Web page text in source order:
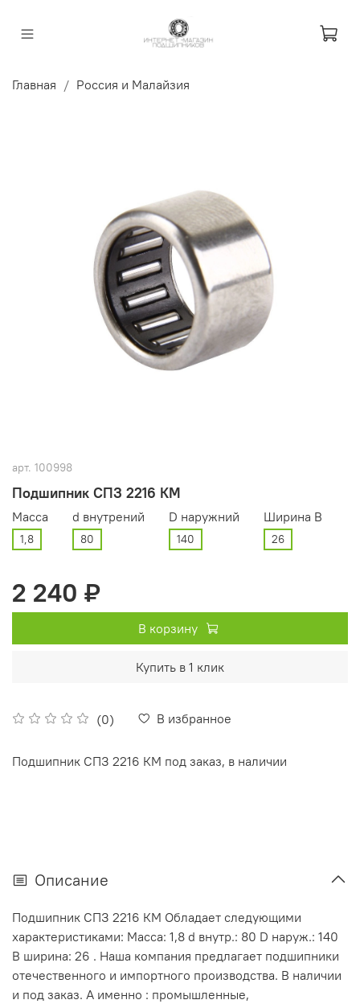
Главная Россия и Малайзия
арт. 100998
Подшипник СПЗ 2216 КМ
(0) В избранное
Масса
1,8
d внутрений
80
D наружний
140
Ширина В
26
2 240 ₽
В корзину
Купить в 1 клик
Подшипник СПЗ 2216 КМ под заказ, в наличии
Описание
Подшипник СПЗ 2216 КМ Обладает следующими
характеристиками: Масса: 1,8 d внутр.: 80 D наруж.: 140
В ширина: 26 . Наша компания предлагает подшипники
отечественного и импортного производства. В наличии
и под заказ. А именно : промышленные,